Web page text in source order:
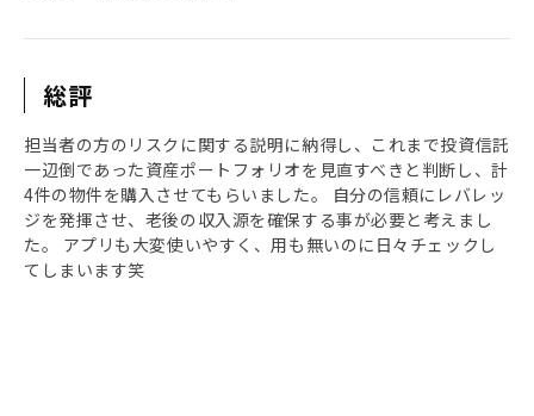
総評
担当者の方のリスクに関する説明に納得し、これまで投資信託
一辺倒であった資産ポートフォリオを見直すべきと判断し、計
4件の物件を購入させてもらいました。 自分の信頼にレバレッ
ジを発揮させ、老後の収入源を確保する事が必要と考えまし
た。 アプリも大変使いやすく、用も無いのに日々チェックし
てしまいます笑